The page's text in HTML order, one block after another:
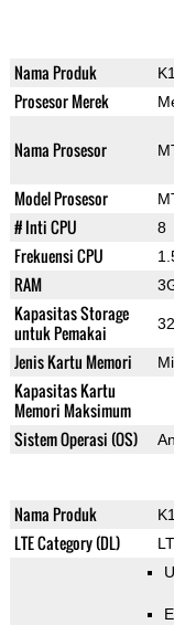
Nama Produk
Prosesor Merek
Nama Prosesor
Model Prosesor
# Inti CPU 8
Frekuensi CPU
RAM
Kapasitas Storage
untuk Pemakai
Jenis Kartu Memori
Kapasitas Kartu
Memori Maksimum
Sistem Operasi (OS)
Nama Produk
LTE Category (DL)